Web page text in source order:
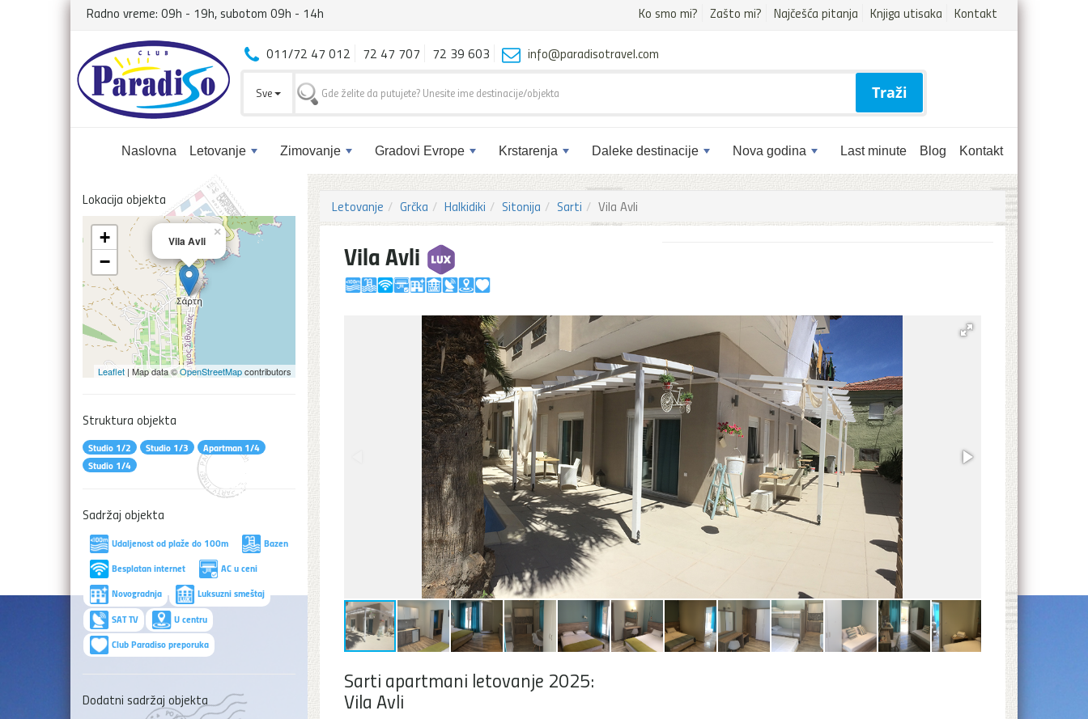
Radno vreme: 09h - 19h, subotom 09h - 14h Ko smo mi? Zašto mi? Najčešća pitanja Knjiga utisaka Kontakt
Naslovna Letovanje Zimovanje Gradovi Evrope Krstarenja Daleke destinacije Nova godina Last minute Blog Kontakt
011/72 47 012 72 47 707 72 39 603 info@paradisotravel.com
Sve Traži
Letovanje Grčka Halkidiki Sitonija Sarti Vila Avli
Vila Avli
Sarti apartmani letovanje 2025:
Vila Avli
Lokacija objekta
Vila Avli
×
+
−
Leaflet| Map data ©OpenStreetMapcontributors
Struktura objekta
Studio 1/2 Studio 1/3
Apartman 1/4
Studio 1/4
Sadržaj objekta
Udaljenost od plaže do 100m
Bazen
Besplatan internet
AC u ceni
Novogradnja
Luksuzni smeštaj
SAT TV
U centru
Club Paradiso preporuka
Dodatni sadržaj objekta